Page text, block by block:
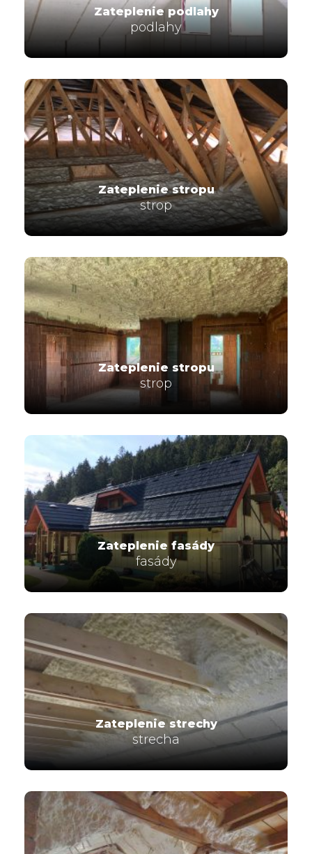
Zateplenie podlahy
podlahy
Zateplenie stropu
strop
Zateplenie stropu
strop
Zateplenie fasády
fasády
Zateplenie strechy
strecha